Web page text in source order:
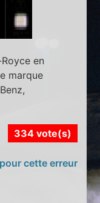
en
marque
334 vote(s)
cette erreur